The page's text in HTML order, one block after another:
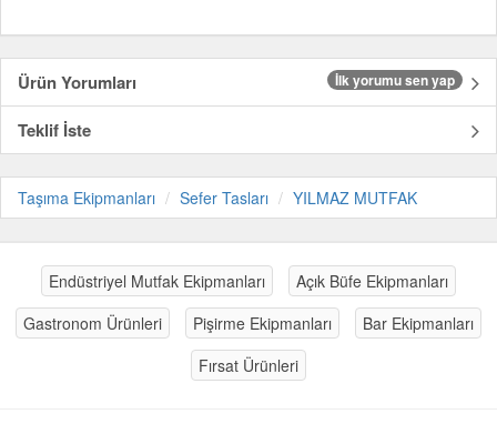
Ürün Yorumları İlk yorumu sen yap
Teklif İste
Taşıma Ekipmanları Sefer Tasları YILMAZ MUTFAK
Endüstriyel Mutfak Ekipmanları
Açık Büfe Ekipmanları
Gastronom Ürünleri
Pişirme Ekipmanları
Bar Ekipmanları
Fırsat Ürünleri